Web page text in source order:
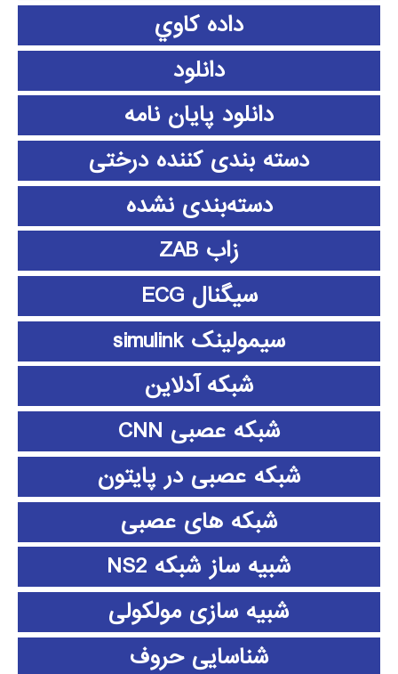
داده كاوي
دانلود
دانلود پايان نامه
دسته بندی کننده درختی
دسته‌بندی نشده
زاب ZAB
سیگنال ECG
سیمولینک simulink
شبکه آدلاین
شبکه عصبی CNN
شبکه عصبی در پایتون
شبکه های عصبی
شبیه ساز شبکه NS2
شبیه سازی مولکولی
شناسایی حروف